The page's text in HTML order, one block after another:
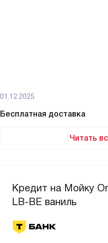
01.12.2025
Бесплатная доставка
Читать
Кредит на Мойку
LB-BE ваниль